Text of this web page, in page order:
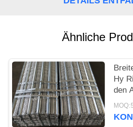
SITEMAP
PRIVACY
POLICY
Ähnliche
Hy
den